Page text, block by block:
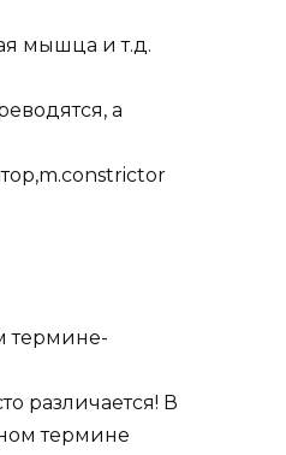
мышца и т.д.
а
термине-
различается! В
термине